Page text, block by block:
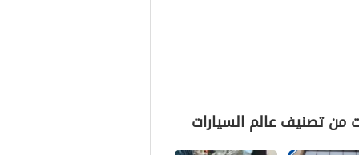
من تصنيف عالم السيارات